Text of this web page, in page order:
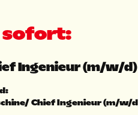
sofort:
Ingenieur (m/w/
Chief Ingenieur (m/